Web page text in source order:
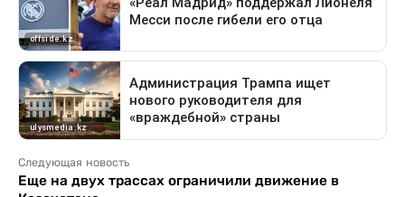
Следующая новость
Еще на двух трассах ограничили движение в